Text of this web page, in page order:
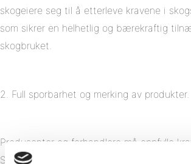
skogeiere seg til å etterleve kravene i
som sikrer en helhetlig og bærekraftig
skogbruket.
2. Full sporbarhet og merking av produkter.
Produsenter og forhandlere må oppfylle
Sporingsstandard for å være sertifisert.